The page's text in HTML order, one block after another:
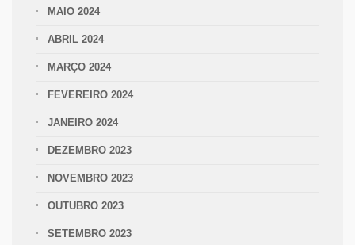
MAIO 2024
ABRIL 2024
MARÇO 2024
FEVEREIRO 2024
JANEIRO 2024
DEZEMBRO 2023
NOVEMBRO 2023
OUTUBRO 2023
SETEMBRO 2023